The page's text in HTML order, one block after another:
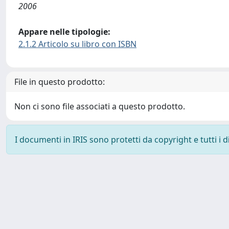
2006
Appare nelle tipologie:
2.1.2 Articolo su libro con ISBN
File in questo prodotto:
Non ci sono file associati a questo prodotto.
I documenti in IRIS sono protetti da copyright e tutti i